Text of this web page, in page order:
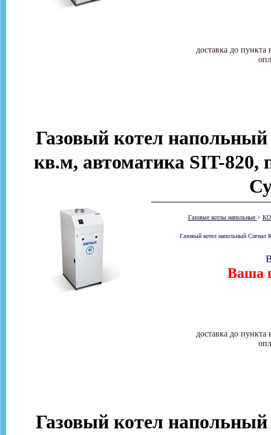
доставка до
Газовый котел
кв.м, автоматика SIT-820,
Газовые котлы напольные >
Газовый котел напольный
Ваша
доставка до
Газовый котел